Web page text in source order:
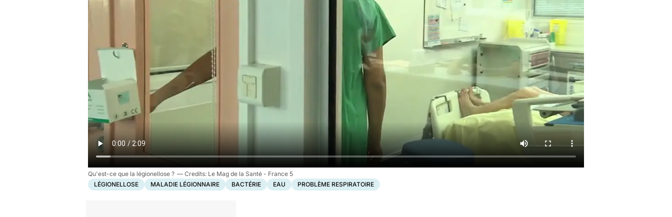
Qu'est-ce que la légionellose ?
Le Mag de la Santé - France 5
LÉGIONELLOSE
MALADIE LÉGIONNAIRE BACTÉRIE EAU PROBLÈME RESPIRATOIRE